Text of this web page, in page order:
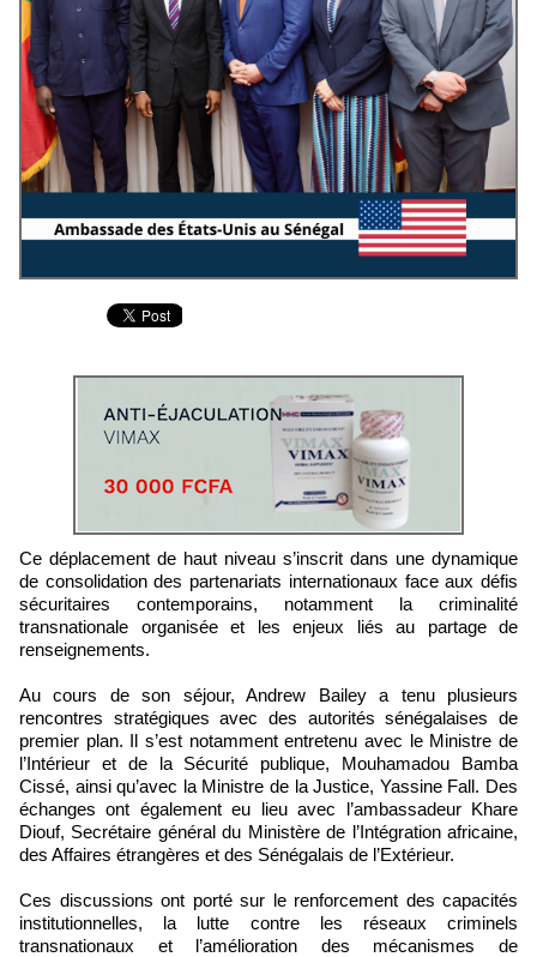
Ce déplacement de haut niveau s’inscrit dans une dynamique
de consolidation des partenariats internationaux face aux défis
sécuritaires contemporains, notamment la criminalité
transnationale organisée et les enjeux liés au partage de
renseignements.
Au cours de son séjour, Andrew Bailey a tenu plusieurs
rencontres stratégiques avec des autorités sénégalaises de
premier plan. Il s’est notamment entretenu avec le Ministre de
l’Intérieur et de la Sécurité publique, Mouhamadou Bamba
Cissé, ainsi qu’avec la Ministre de la Justice, Yassine Fall. Des
échanges ont également eu lieu avec l’ambassadeur Khare
Diouf, Secrétaire général du Ministère de l’Intégration africaine,
des Affaires étrangères et des Sénégalais de l’Extérieur.
Ces discussions ont porté sur le renforcement des capacités
institutionnelles, la lutte contre les réseaux criminels
transnationaux et l’amélioration des mécanismes de